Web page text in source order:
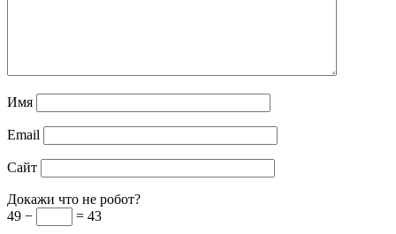
Имя
Email
Сайт
Докажи что не робот?
49 −
= 43